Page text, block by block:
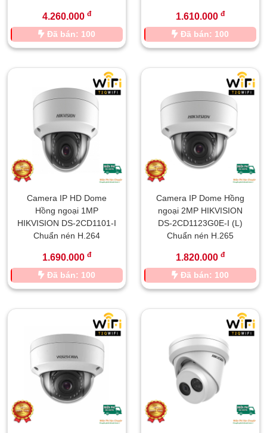
4.260.000 đ
Đã bán: 100
1.610.000 đ
Đã bán: 100
Camera IP HD Dome
Hồng ngoại 1MP
HIKVISION DS-2CD1101-I
Chuẩn nén H.264
1.690.000 đ
Đã bán: 100
Camera IP Dome Hồng
ngoại 2MP HIKVISION
DS-2CD1123G0E-I (L)
Chuẩn nén H.265
1.820.000 đ
Đã bán: 100